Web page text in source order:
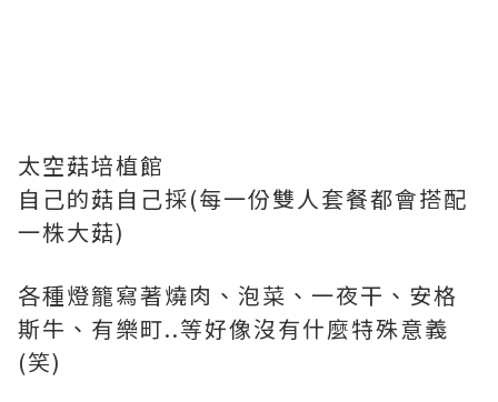
太空菇培植館
自己的菇自己採(每一份雙人套餐都會搭配
一株大菇)
各種燈籠寫著燒肉、泡菜、一夜干、安格
斯牛、有樂町..等好像沒有什麼特殊意義
(笑)